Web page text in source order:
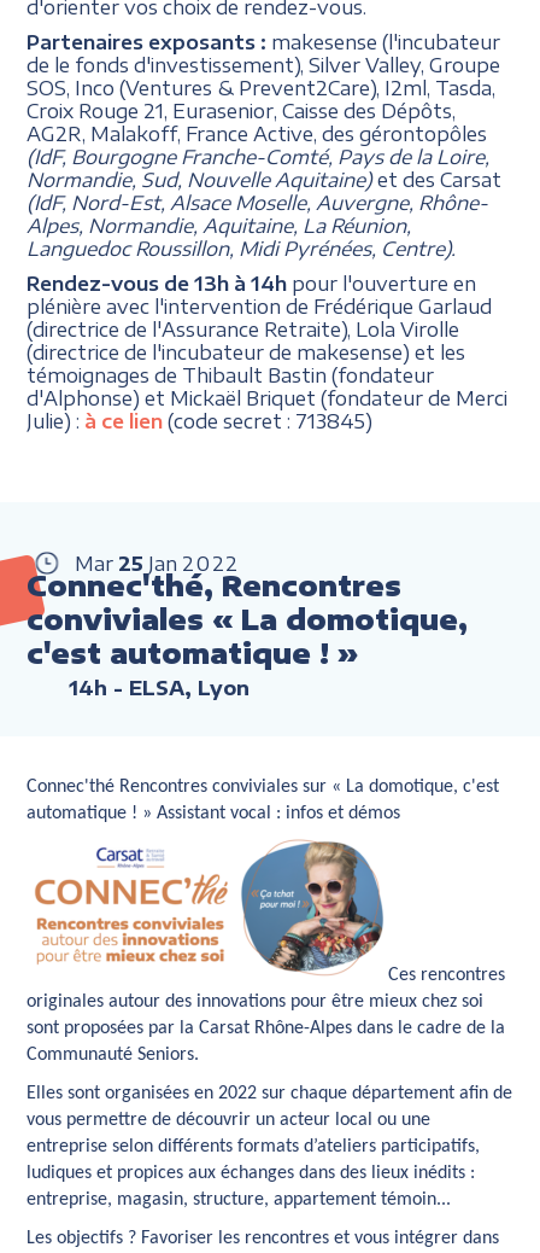
d'orienter vos choix de rendez-vous.
Partenaires exposants : makesense (l'incubateur
de le fonds d'investissement), Silver Valley, Groupe
SOS, Inco (Ventures & Prevent2Care), I2ml, Tasda,
Croix Rouge 21, Eurasenior, Caisse des Dépôts,
AG2R, Malakoff, France Active, des gérontopôles
(IdF, Bourgogne Franche-Comté, Pays de la Loire,
Normandie, Sud, Nouvelle Aquitaine)et des Carsat
(IdF, Nord-Est, Alsace Moselle, Auvergne, Rhône-
Alpes, Normandie, Aquitaine, La Réunion,
Languedoc Roussillon, Midi Pyrénées, Centre).
Rendez-vous de 13h à 14h pour l'ouverture en
plénière avec l'intervention de Frédérique Garlaud
(directrice de l'Assurance Retraite), Lola Virolle
(directrice de l'incubateur de makesense) et les
témoignages de Thibault Bastin (fondateur
d'Alphonse) et Mickaël Briquet (fondateur de Merci
Julie) : à ce lien (code secret : 713845)
Mar 25 Jan 2022
Connec'thé, Rencontres
conviviales « La domotique,
c'est automatique ! »
14h - ELSA, Lyon
Connec'thé Rencontres conviviales sur « La domotique, c'est
automatique ! » Assistant vocal : infos et démos
Ces rencontres
originales autour des innovations pour être mieux chez soi
sont proposées par la Carsat Rhône-Alpes dans le cadre de la
Communauté Seniors.
Elles sont organisées en 2022 sur chaque département afin de
vous permettre de découvrir un acteur local ou une
entreprise selon différents formats d’ateliers participatifs,
ludiques et propices aux échanges dans des lieux inédits :
entreprise, magasin, structure, appartement témoin...
Les objectifs ? Favoriser les rencontres et vous intégrer dans